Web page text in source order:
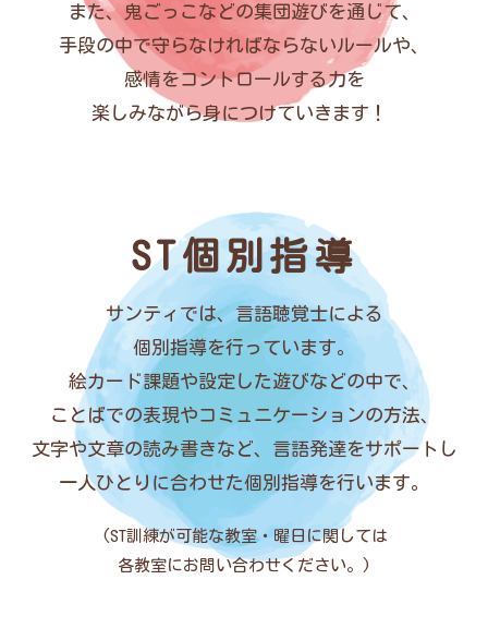
また、鬼ごっこなどの集団遊びを通じて、
手段の中で守らなければならないルールや、
感情をコントロールする力を
楽しみながら身につけていきます！
ST個別指導
サンティでは、言語聴覚士による
個別指導を行っています。
絵カード課題や設定した遊びなどの中で、
ことばでの表現やコミュニケーションの方法、
文字や文章の読み書きなど、言語発達をサポートし
一人ひとりに合わせた個別指導を行います。
(ST訓練が可能な教室・曜日に関しては
各教室にお問い合わせください。)